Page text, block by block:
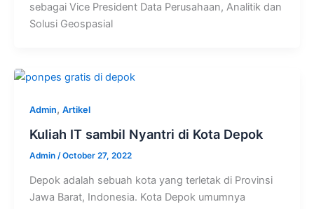
sebagai Vice President Data Perusahaan, Analitik dan
Solusi Geospasial
Admin, Artikel
Kuliah IT sambil Nyantri di Kota Depok
Admin /October 27, 2022
Depok adalah sebuah kota yang terletak di Provinsi
Jawa Barat, Indonesia. Kota Depok umumnya